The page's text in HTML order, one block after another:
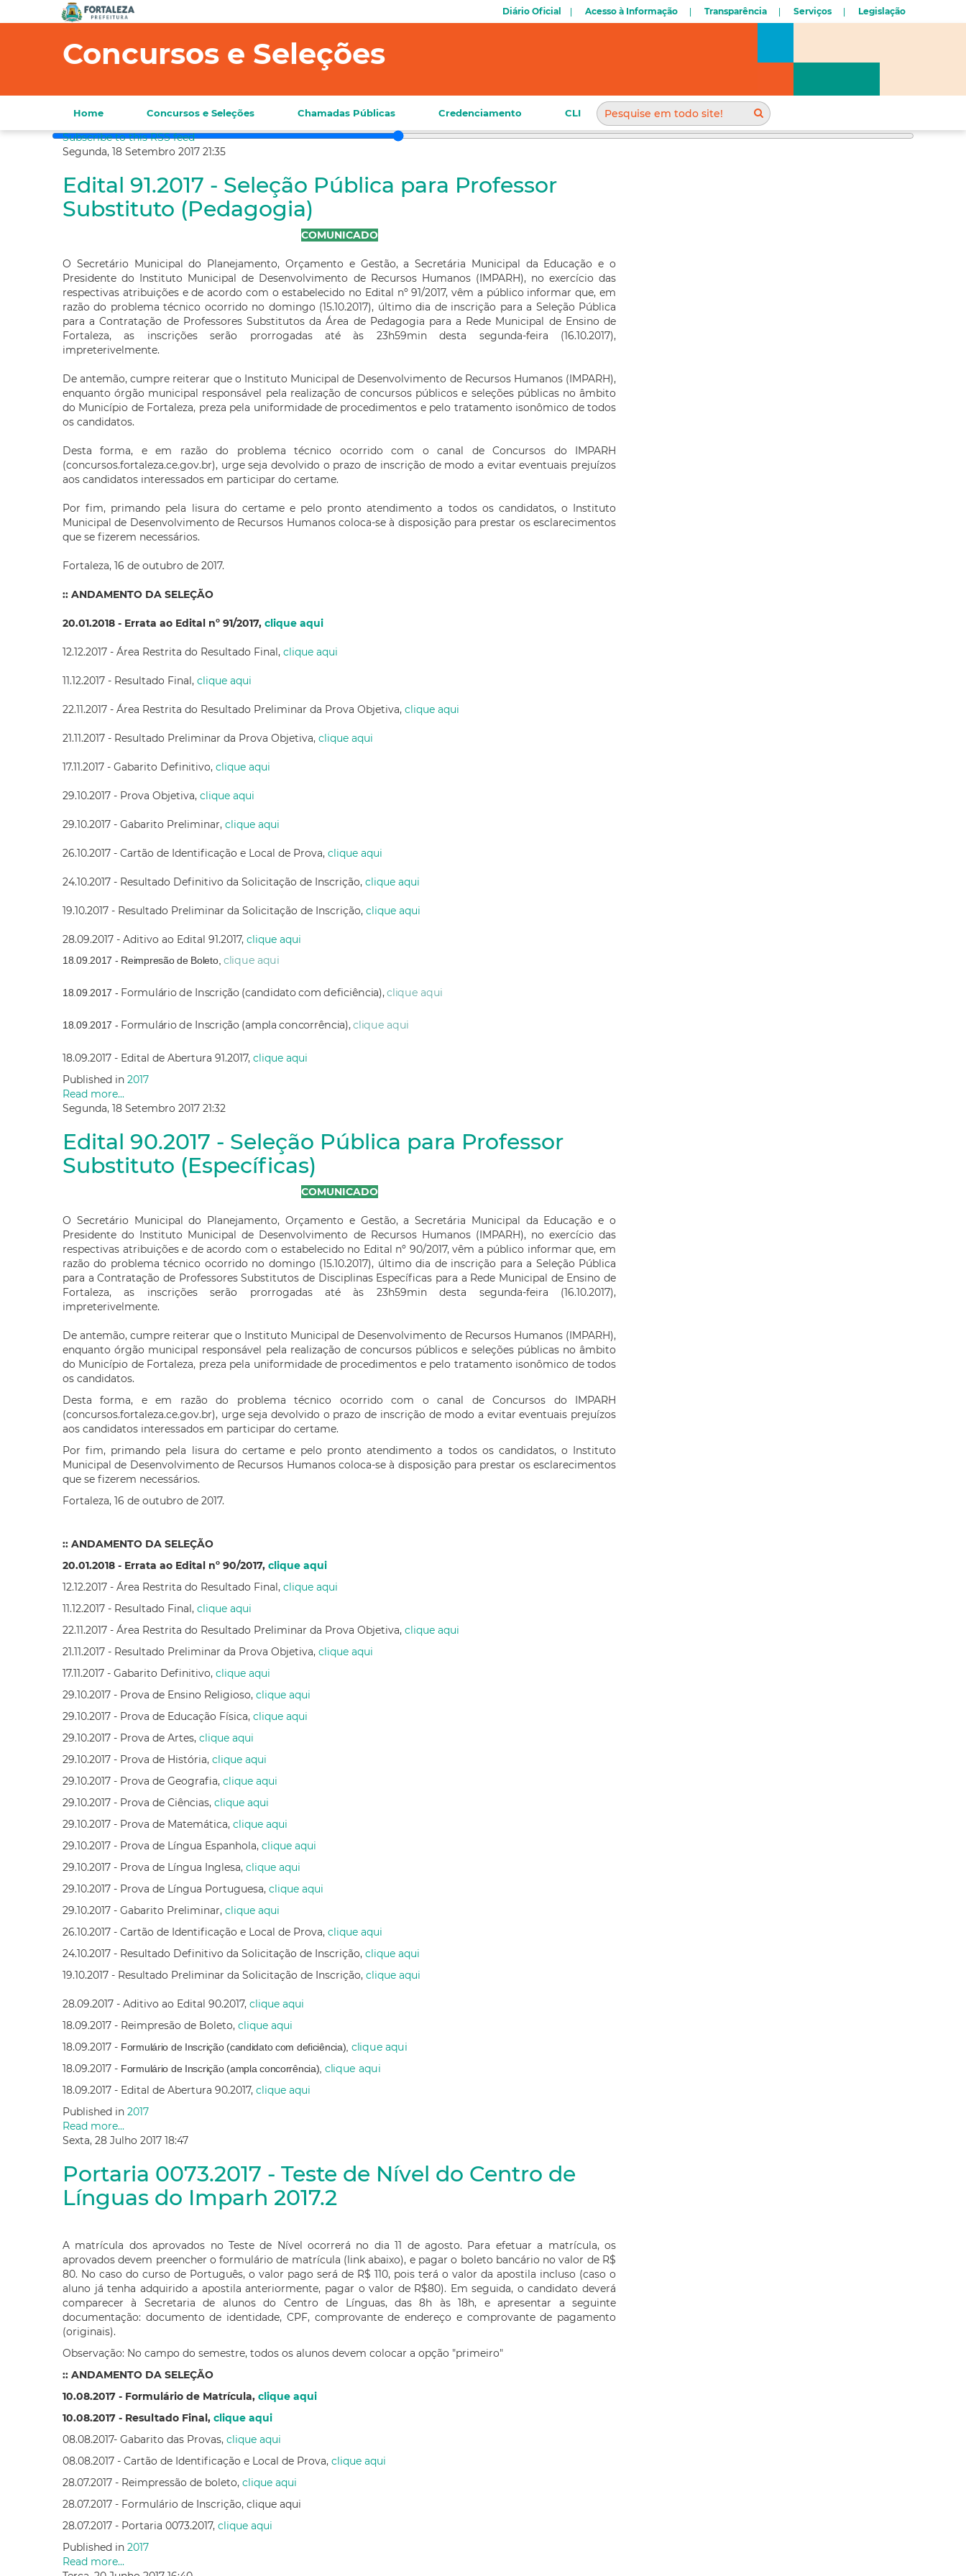
Diário Oficial Acesso à Informação Transparência Serviços Legislação
Concursos e Seleções
Home Concursos e Seleções Chamadas Públicas Credenciamento CLI
Subscribe to this RSS feed
Segunda, 18 Setembro 2017 21:35
Edital 91.2017 - Seleção Pública para Professor
Substituto (Pedagogia)
COMUNICADO
O Secretário Municipal do Planejamento, Orçamento e Gestão, a Secretária Municipal da Educação e o
Presidente do Instituto Municipal de Desenvolvimento de Recursos Humanos (IMPARH), no exercício das
respectivas atribuições e de acordo com o estabelecido no Edital nº 91/2017, vêm a público informar que, em
razão do problema técnico ocorrido no domingo (15.10.2017), último dia de inscrição para a Seleção Pública
para a Contratação de Professores Substitutos da Área de Pedagogia para a Rede Municipal de Ensino de
Fortaleza, as inscrições serão prorrogadas até às 23h59min desta segunda-feira (16.10.2017),
impreterivelmente.
De antemão, cumpre reiterar que o Instituto Municipal de Desenvolvimento de Recursos Humanos (IMPARH),
enquanto órgão municipal responsável pela realização de concursos públicos e seleções públicas no âmbito
do Município de Fortaleza, preza pela uniformidade de procedimentos e pelo tratamento isonômico de todos
os candidatos.
Desta forma, e em razão do problema técnico ocorrido com o canal de Concursos do IMPARH
(concursos.fortaleza.ce.gov.br), urge seja devolvido o prazo de inscrição de modo a evitar eventuais prejuízos
aos candidatos interessados em participar do certame.
Por fim, primando pela lisura do certame e pelo pronto atendimento a todos os candidatos, o Instituto
Municipal de Desenvolvimento de Recursos Humanos coloca-se à disposição para prestar os esclarecimentos
que se fizerem necessários.
Fortaleza, 16 de outubro de 2017.
:: ANDAMENTO DA SELEÇÃO
20.01.2018 - Errata ao Edital nº 91/2017, clique aqui
12.12.2017 - Área Restrita do Resultado Final, clique aqui
11.12.2017 - Resultado Final, clique aqui
22.11.2017 - Área Restrita do Resultado Preliminar da Prova Objetiva, clique aqui
21.11.2017 - Resultado Preliminar da Prova Objetiva, clique aqui
17.11.2017 - Gabarito Definitivo, clique aqui
29.10.2017 - Prova Objetiva, clique aqui
29.10.2017 - Gabarito Preliminar, clique aqui
26.10.2017 - Cartão de Identificação e Local de Prova, clique aqui
24.10.2017 - Resultado Definitivo da Solicitação de Inscrição, clique aqui
19.10.2017 - Resultado Preliminar da Solicitação de Inscrição, clique aqui
28.09.2017 - Aditivo ao Edital 91.2017, clique aqui
18.09.2017 - Reimpresão de Boleto,clique aqui
18.09.2017 - Formulário de Inscrição (candidato com deficiência),clique aqui
18.09.2017 - Formulário de Inscrição (ampla concorrência),clique aqui
18.09.2017 - Edital de Abertura 91.2017, clique aqui
Published in 2017
Read more...
Segunda, 18 Setembro 2017 21:32
Edital 90.2017 - Seleção Pública para Professor
Substituto (Específicas)
COMUNICADO
O Secretário Municipal do Planejamento, Orçamento e Gestão, a Secretária Municipal da Educação e o
Presidente do Instituto Municipal de Desenvolvimento de Recursos Humanos (IMPARH), no exercício das
respectivas atribuições e de acordo com o estabelecido no Edital nº 90/2017, vêm a público informar que, em
razão do problema técnico ocorrido no domingo (15.10.2017), último dia de inscrição para a Seleção Pública
para a Contratação de Professores Substitutos de Disciplinas Específicas para a Rede Municipal de Ensino de
Fortaleza, as inscrições serão prorrogadas até às 23h59min desta segunda-feira (16.10.2017),
impreterivelmente.
De antemão, cumpre reiterar que o Instituto Municipal de Desenvolvimento de Recursos Humanos (IMPARH),
enquanto órgão municipal responsável pela realização de concursos públicos e seleções públicas no âmbito
do Município de Fortaleza, preza pela uniformidade de procedimentos e pelo tratamento isonômico de todos
os candidatos.
Desta forma, e em razão do problema técnico ocorrido com o canal de Concursos do IMPARH
(concursos.fortaleza.ce.gov.br), urge seja devolvido o prazo de inscrição de modo a evitar eventuais prejuízos
aos candidatos interessados em participar do certame.
Por fim, primando pela lisura do certame e pelo pronto atendimento a todos os candidatos, o Instituto
Municipal de Desenvolvimento de Recursos Humanos coloca-se à disposição para prestar os esclarecimentos
que se fizerem necessários.
Fortaleza, 16 de outubro de 2017.
:: ANDAMENTO DA SELEÇÃO
20.01.2018 - Errata ao Edital nº 90/2017, clique aqui
12.12.2017 - Área Restrita do Resultado Final, clique aqui
11.12.2017 - Resultado Final, clique aqui
22.11.2017 - Área Restrita do Resultado Preliminar da Prova Objetiva, clique aqui
21.11.2017 - Resultado Preliminar da Prova Objetiva, clique aqui
17.11.2017 - Gabarito Definitivo, clique aqui
29.10.2017 - Prova de Ensino Religioso, clique aqui
29.10.2017 - Prova de Educação Física, clique aqui
29.10.2017 - Prova de Artes, clique aqui
29.10.2017 - Prova de História, clique aqui
29.10.2017 - Prova de Geografia, clique aqui
29.10.2017 - Prova de Ciências, clique aqui
29.10.2017 - Prova de Matemática, clique aqui
29.10.2017 - Prova de Língua Espanhola, clique aqui
29.10.2017 - Prova de Língua Inglesa, clique aqui
29.10.2017 - Prova de Língua Portuguesa, clique aqui
29.10.2017 - Gabarito Preliminar, clique aqui
26.10.2017 - Cartão de Identificação e Local de Prova, clique aqui
24.10.2017 - Resultado Definitivo da Solicitação de Inscrição, clique aqui
19.10.2017 - Resultado Preliminar da Solicitação de Inscrição, clique aqui
28.09.2017 - Aditivo ao Edital 90.2017, clique aqui
18.09.2017 - Reimpresão de Boleto, clique aqui
18.09.2017 - Formulário de Inscrição (candidato com deficiência), clique aqui
18.09.2017 - Formulário de Inscrição (ampla concorrência), clique aqui
18.09.2017 - Edital de Abertura 90.2017, clique aqui
Published in 2017
Read more...
Sexta, 28 Julho 2017 18:47
Portaria 0073.2017 - Teste de Nível do Centro de
Línguas do Imparh 2017.2
A matrícula dos aprovados no Teste de Nível ocorrerá no dia 11 de agosto. Para efetuar a matrícula, os
aprovados devem preencher o formulário de matrícula (link abaixo), e pagar o boleto bancário no valor de R$
80. No caso do curso de Português, o valor pago será de R$ 110, pois terá o valor da apostila incluso (caso o
aluno já tenha adquirido a apostila anteriormente, pagar o valor de R$80). Em seguida, o candidato deverá
comparecer à Secretaria de alunos do Centro de Línguas, das 8h às 18h, e apresentar a seguinte
documentação: documento de identidade, CPF, comprovante de endereço e comprovante de pagamento
(originais).
Observação: No campo do semestre, todos os alunos devem colocar a opção "primeiro"
:: ANDAMENTO DA SELEÇÃO
10.08.2017 - Formulário de Matrícula, clique aqui
10.08.2017 - Resultado Final, clique aqui
08.08.2017- Gabarito das Provas, clique aqui
08.08.2017 - Cartão de Identificação e Local de Prova, clique aqui
28.07.2017 - Reimpressão de boleto, clique aqui
28.07.2017 - Formulário de Inscrição, clique aqui
28.07.2017 - Portaria 0073.2017, clique aqui
Published in 2017
Read more...